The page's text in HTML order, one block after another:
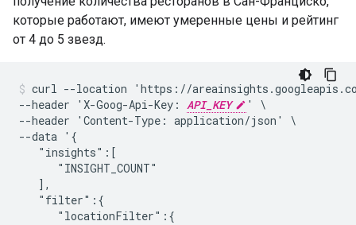
которые работают, имеют умеренные цены и рейтинг
от 4 до 5 звезд.
curl --location 'https://
--header 'X-Goog-Api-Key: API_KEY
' \
--header 'Content-Type: application/json' \
--data '{
   "insights":[
      "INSIGHT_COUNT"
   ],
   "filter":{
      "locationFilter":{